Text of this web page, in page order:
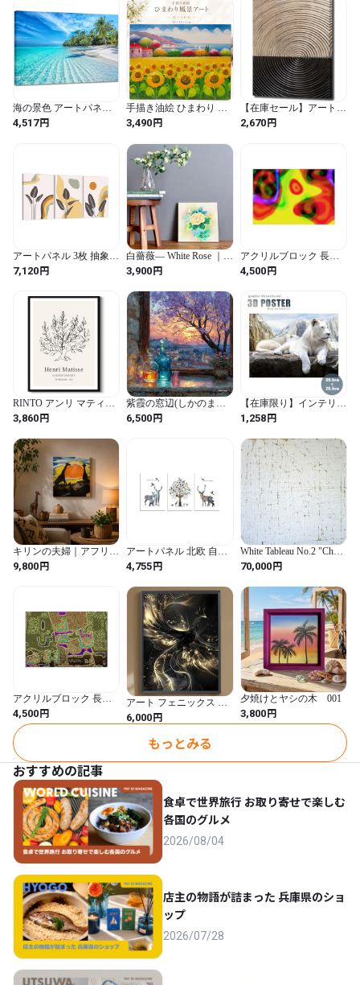
額付き パネルアート ポ
ップアート モダンアー
ト 壁掛け インテリア 装
飾
海の景色 アートパネル
海 ポスター 青空 白雲 海
浜 太陽 絵画 風景画 壁掛
4,517円
手描き油絵 ひまわり 絵
画 壁掛け インテリア 玄
関 肉筆 風景画 アートパ
ネル モダン 【木枠張り
40×30cm 送料無料】北欧
おしゃれ アートフレー
ム 壁飾り 新築祝い 開店
祝い 出産祝い ギフト プ
レゼント 父の日 3Qee
341801_ee
3,490円
【在庫セール】アートパ
ネル アジアン 抽象画
W30cm H40cm アートフ
ート 壁掛け インテリア
装飾
2,670円
アートパネル 3枚 抽象ア
ート ボヘミアン 植物 花
ポスター 装飾画 熱帯 自
ーム 玄関 ソファ背景 壁
掛け装飾 完成品 木製フ
7,120円
白薔薇— White Rose ｜
Vintage Kimono Fabric
Panel Japanese Wall Art 27
× 27cm ヴィンテージ着
物 アートパネル
3,900円
アクリルブロック 長方
形 LAND-ex-APE（デジ
タル風景画）LEAC１１
4,500円
RINTO アンリ マティス
アートパネル 抽象画 ポ
スター 絵画 インテリア
おしゃれ 低木 線画 モノ
クロ モダン フレーム付
き スタンド付き ウォー
ルアート ライン 白黒 北
欧 絵 壁掛け 部屋飾り玄
関 額付きの完成品
30x40cm
3,860円
紫霞の窓辺(しかのまど
べ） | The Violet Dawn
Window | Open Edition |
6,500円
【在庫限り】インテリア
3D 絵 ホワイトライオン
レンチキュラー アニマ
ル 立体 アート トリック
玄関 絵画 北欧 賃貸 背景
プレゼント 贈物 シンプ
ル ベッドルーム リビン
グ お洒落 リメイク リフ
ォーム シート 家具 壁 表
面 アンティーク バース
デー お誕生日祝い
1,258円
キリンの夫婦｜アフリカ
ンサンセット 原画 イン
テリアアート 20×20cm
9,800円
アートパネル 北欧 自然
エルク 鹿 絵画 鳥 ポスタ
ー 森 植物 絵 風景画 壁
掛け絵画 インテリア 大
型 お風呂 風水 玄関 開運
絵画家庭用 木枠付きの
完成品(30x40cmx3Pcs)
4,755円
White Tableau No.2 "Chop
& Chop"
70,000円
アクリルブロック 長方
形 LAND-ex-APE（デジ
タル風景画）LEA3702
4,500円
アート フェニックス 不
死鳥 鳳凰 ホツオウ 金 極
楽鳥 縁起物 幸運 開運 幸
運を呼ぶ絵画 幸運のお
守り インテリア おしゃ
れ ダイヤモンドアート
ンティング
6,000円
夕焼けとヤシの木 001
3,800円
もっとみる
おすすめの記事
食卓で世界旅行 お取り寄せで楽しむ
各国のグルメ
2026/08/04
店主の物語が詰まった 兵庫県のショ
ップ
2026/07/28